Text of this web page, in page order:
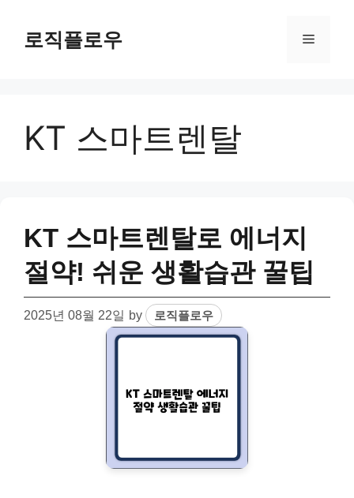
content로직플로우 Menu
KT 스마트렌탈
KT 스마트렌탈로 에너지
절약! 쉬운 생활습관 꿀팁
2025년 08월 22일 by 로직플로우